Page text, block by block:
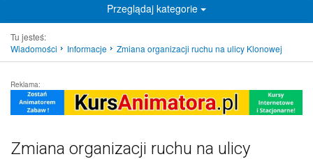
Przeglądaj kategorie
Tu jesteś:
Wiadomości
Informacje Zmiana organizacji ruchu na ulicy Klonowej
Reklama:
Zmiana organizacji ruchu na ulicy